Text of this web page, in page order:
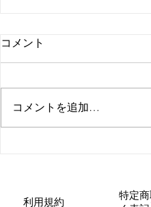
心斎橋店 店長就任！！
コメント
コメントを追加…
利用規約
特定